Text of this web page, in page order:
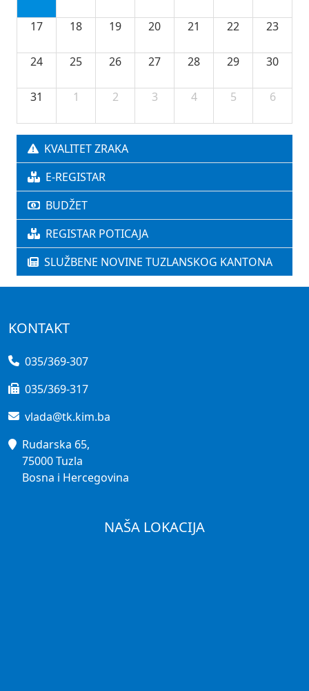
17 18 19 20 21 22 23
24 25 26 27 28 29 30
31 1 2 3 4 5 6
KVALITET ZRAKA
E-REGISTAR
BUDŽET
REGISTAR POTICAJA
SLUŽBENE NOVINE TUZLANSKOG KANTONA
KONTAKT
035/369-307
035/369-317
vlada@tk.kim.ba
Rudarska 65,
75000 Tuzla
Bosna i Hercegovina
NAŠA LOKACIJA